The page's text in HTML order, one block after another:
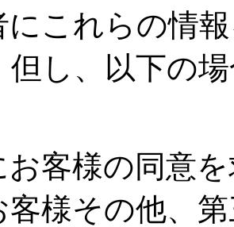
にこれらの情
但し、以下の
お客様の同意
客様その他、